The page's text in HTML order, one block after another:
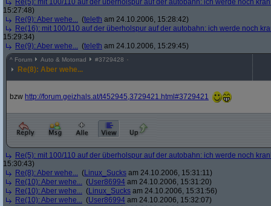
Re(5): mit 100/110 auf der überholspur auf der autobahn: ich werde noch
15:27:48)
Re(9): Aber wehe... (teleth am 24.10.2006, 15:28:42)
Re(16): mit 100/110 auf der überholspur auf der autobahn: ich werde noch
15:29:34)
Re(9): Aber wehe... (teleth am 24.10.2006, 15:29:45)
^ Forum Auto & Motorrad #3729428
Re(8): Aber wehe...
bzw http://forum.geizhals.at/t452945,3729421.html#3729421
Re(5): mit 100/110 auf der überholspur auf der autobahn: ich werde noch
15:30:43)
Re(8): Aber wehe... (Linux_Sucks am 24.10.2006, 15:31:11)
Re(10): Aber wehe... (User86994 am 24.10.2006, 15:31:20)
Re(10): Aber wehe... (Linux_Sucks am 24.10.2006, 15:31:56)
Re(10): Aber wehe... (User86994 am 24.10.2006, 15:32:07)